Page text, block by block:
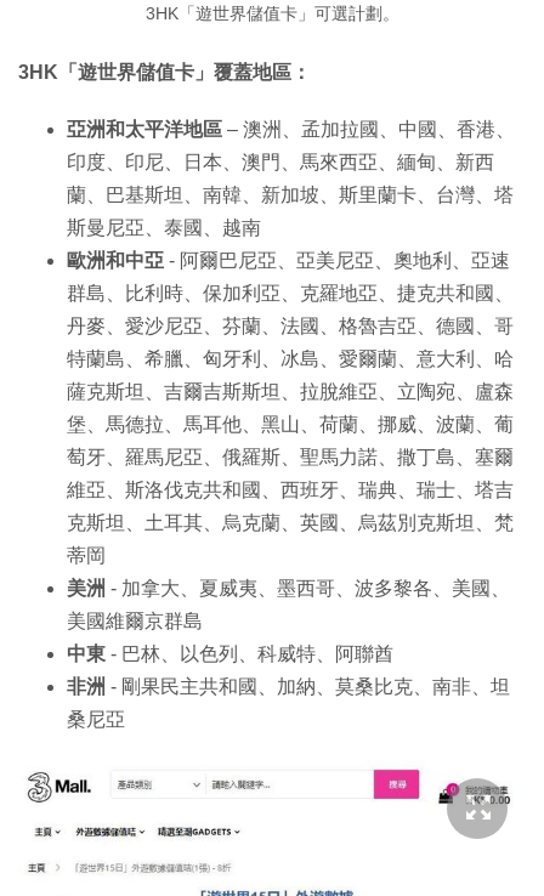
3HK「遊世界儲值卡」可選計劃。
3HK「遊世界儲值卡」覆蓋地區：
亞洲和太平洋地區 – 澳洲、孟加拉國、中國、香港、
印度、印尼、日本、澳門、馬來西亞、緬甸、新西
蘭、巴基斯坦、南韓、新加坡、斯里蘭卡、台灣、塔
斯曼尼亞、泰國、越南
歐洲和中亞 - 阿爾巴尼亞、亞美尼亞、奧地利、亞速
群島、比利時、保加利亞、克羅地亞、捷克共和國、
丹麥、愛沙尼亞、芬蘭、法國、格魯吉亞、德國、哥
特蘭島、希臘、匈牙利、冰島、愛爾蘭、意大利、哈
薩克斯坦、吉爾吉斯斯坦、拉脫維亞、立陶宛、盧森
堡、馬德拉、馬耳他、黑山、荷蘭、挪威、波蘭、葡
萄牙、羅馬尼亞、俄羅斯、聖馬力諾、撒丁島、塞爾
維亞、斯洛伐克共和國、西班牙、瑞典、瑞士、塔吉
克斯坦、土耳其、烏克蘭、英國、烏茲別克斯坦、梵
蒂岡
美洲 - 加拿大、夏威夷、墨西哥、波多黎各、美國、
美國維爾京群島
中東 - 巴林、以色列、科威特、阿聯酋
非洲 - 剛果民主共和國、加納、莫桑比克、南非、坦
桑尼亞